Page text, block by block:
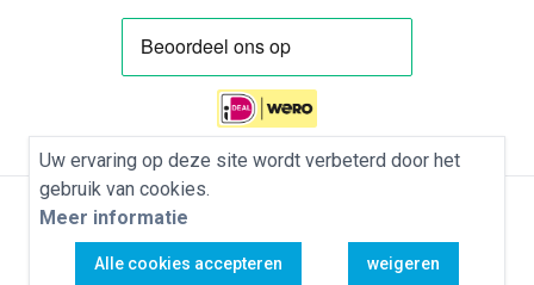
Privacybeleid
Copyright Bol Glascentrum B.V. © 1965 - 2026
Uw ervaring op deze site wordt verbeterd door het
gebruik van cookies.
Meer informatie
Alle cookies accepteren weigeren